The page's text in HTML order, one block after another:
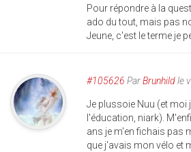
Pour répondre à la
ado du tout, mais pas
Jeune, c'est le terme je
#105626 ParBrunhildle
Je plussoie Nuu (et moi
l'éducation, niark).
ans je m'en fichais pas
que j'avais mon vélo et